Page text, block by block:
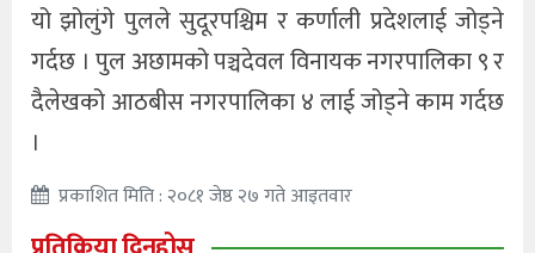
यो झोलुंगे पुलले सुदूरपश्चिम र कर्णाली प्रदेशलाई जोड्ने
गर्दछ । पुल अछामको पञ्चदेवल विनायक नगरपालिका ९ र
दैलेखको आठबीस नगरपालिका ४ लाई जोड्ने काम गर्दछ
।
प्रकाशित मिति : २०८१ जेष्ठ २७ गते आइतवार